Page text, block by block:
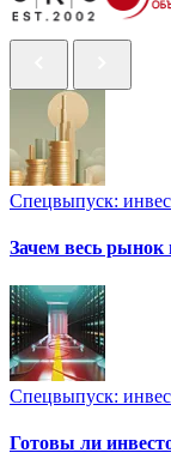
Спецвыпуск:
Зачем весь
Спецвыпуск:
Готовы ли